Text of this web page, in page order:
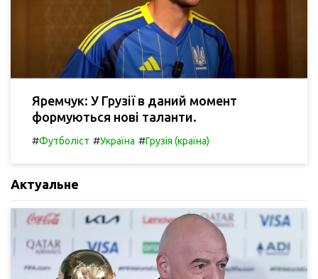
Яремчук: У Грузії в даний момент
формуються нові таланти.
#Футболіст #Україна #Грузія (країна)
Актуальне